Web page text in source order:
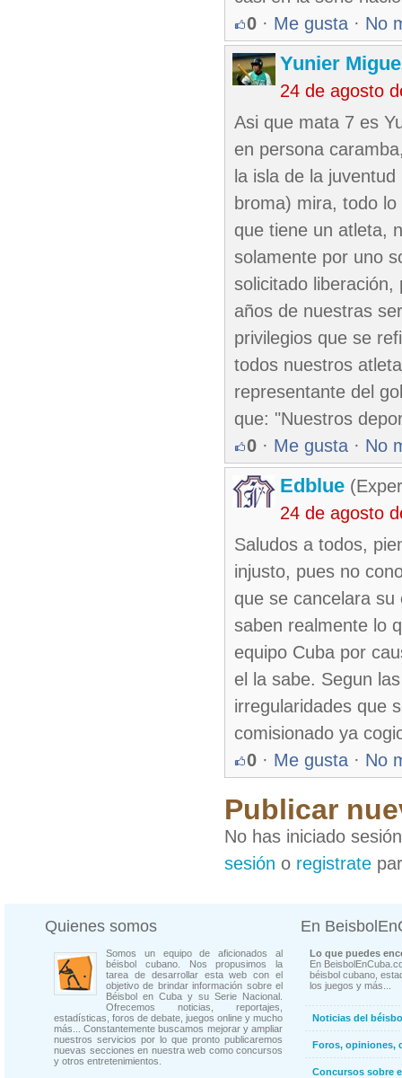
0 · Me gusta · No
Yunier
24 de agosto
Asi que mata 7 es
en persona
la isla de la
broma) mira, todo
que tiene un atleta,
solamente por uno
solicitado
años de nuestras
privilegios que se
todos nuestros
representante del
que: "Nuestros
0 · Me gusta · No
Edblue
24 de agosto
Saludos a todos,
injusto, pues no
que se cancelara su
saben realmente lo
equipo Cuba por
el la sabe. Segun
irregularidades que
comisionado ya
0 · Me gusta · No
Publicar
No has iniciado
sesión o registrate
Quienes somos
Somos un equipo de aficionados al
béisbol cubano. Nos propusimos la
tarea de desarrollar esta web con el
objetivo de brindar información sobre el
Béisbol en Cuba y su Serie Nacional.
Ofrecemos noticias, reportajes,
estadísticas, foros de debate, juegos online y mucho
más... Constantemente buscamos mejorar y ampliar
nuestros servicios por lo que pronto publicaremos
nuevas secciones en nuestra web como concursos
y otros entretenimientos.
En
Lo que puedes
En
béisbol cubano,
los juegos y más...
Noticias del
Foros, opiniones,
Concursos sobre